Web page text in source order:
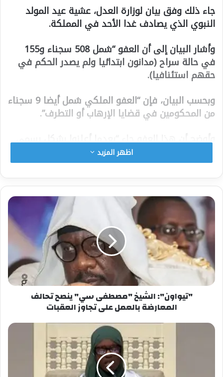
جاء ذلك وفق بيان لوزارة العدل، عشية عيد المولد
النبوي الذي يصادف غدا الأحد في المملكة.
وأشار البيان إلى أن العفو “شمل 508 سجناء و155
في حالة سراح (مدانون ابتدائيا ولم يصدر الحكم في
حقهم استئنافيا).
وبحسب البيان، فإن “العفو الملكي شمل أيضا 9 سجناء
من المحكومين في قضايا الإرهاب أو التطرف”.
وأوضح أن هذا العفو جاء “بعدما أعلنوا بشكل رسمي
تشبثهم بثوابت الأمة ومقدساتها وبالمؤسسات
الوطنية، وبعد مراجعة مواقفهم وتوجهاتهم الفكرية،
ونبذهم للتطرف والإرهاب”.
وحسب بيانات إدارة السجون (حكومية)، فإن لديها “207
سجناء يمثلون مختلف التوجهات الفكرية المتطرفة،
داعش والقاعدة والسلفية الجهادية، استفادوا من
برنامج مصالحة، منذ إطلاقه عام 2017”.
وأقر المغرب، في 2016، استراتيجية جديدة تهم
المعتقلين وموظفي السجون، حيث تهدف
الاستراتيجية إلى ضمان أمن وسلامة السجناء، وتشمل
“أنسنة ظروف الاعتقال” و”إعداد المعتقلين للاندماج
الاجتماعي والاقتصادي”. –
شارك هذا الموضوع:
X
اظهر المزيد
"تيواون": الشيخ "مصطفى سي" ينصح تحالف
المعارضة بالعمل على تجاوز العقبات